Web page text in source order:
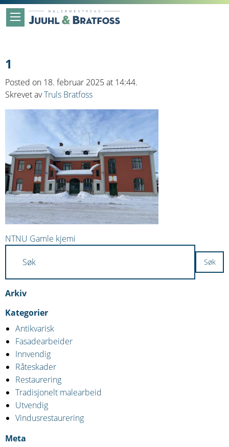
1
Posted on 18. februar 2025 at 14:44.
Skrevet avTruls Bratfoss
Innleggsnavigasjon
NTNU Gamle kjemi
Arkiv
Kategorier
Antikvarisk
Fasadearbeider
Innvendig
Råteskader
Restaurering
Tradisjonelt malearbeid
Utvendig
Vindusrestaurering
Meta